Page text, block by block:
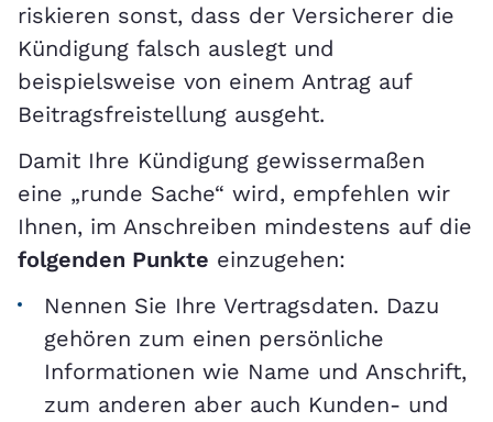
riskieren sonst, dass der Versicherer die
Kündigung falsch auslegt und
beispielsweise von einem Antrag auf
Beitragsfreistellung ausgeht.
Damit Ihre Kündigung gewissermaßen
eine „runde Sache“ wird, empfehlen wir
Ihnen, im Anschreiben mindestens auf die
folgenden Punkte einzugehen:
Nennen Sie Ihre Vertragsdaten. Dazu
gehören zum einen persönliche
Informationen wie Name und Anschrift,
zum anderen aber auch Kunden- und